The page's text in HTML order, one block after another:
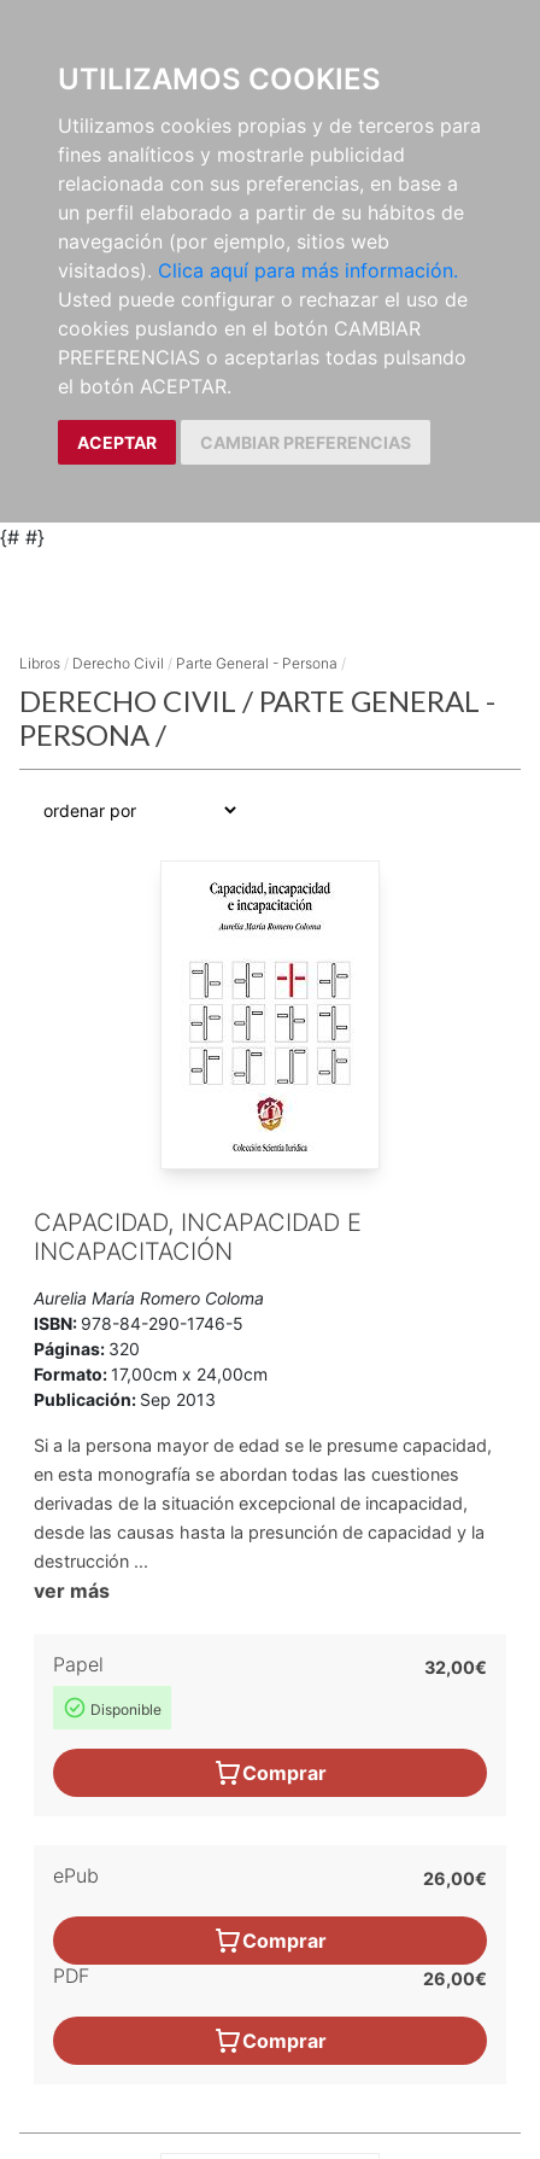
UTILIZAMOS COOKIES
Utilizamos cookies propias y de terceros para
fines analíticos y mostrarle publicidad
relacionada con sus preferencias, en base a
un perfil elaborado a partir de su hábitos de
navegación (por ejemplo, sitios web
visitados). Clica aquí para más información.
Usted puede configurar o rechazar el uso de
cookies puslando en el botón CAMBIAR
PREFERENCIAS o aceptarlas todas pulsando
el botón ACEPTAR.
ACEPTAR CAMBIAR PREFERENCIAS
{# #}
Libros / Derecho Civil / Parte General - Persona /
DERECHO CIVIL / PARTE GENERAL -
PERSONA /
CAPACIDAD, INCAPACIDAD E
INCAPACITACIÓN
Aurelia María Romero Coloma
ISBN: 978-84-290-1746-5
Páginas: 320
Formato:17,00cm x 24,00cm
Publicación: Sep 2013
Si a la persona mayor de edad se le presume capacidad,
en esta monografía se abordan todas las cuestiones
derivadas de la situación excepcional de incapacidad,
desde las causas hasta la presunción de capacidad y la
destrucción ...
ver más
Papel
Disponible
32,00€
Comprar
ePub 26,00€
Comprar
PDF
26,00€
Comprar